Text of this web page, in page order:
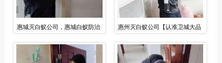
惠城灭白蚁公司，惠城白蚁防治
议】
惠州灭白蚁公司【认准卫城大品